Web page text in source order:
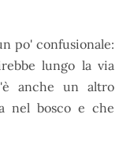
po' confusionale:
lungo la via
anche un altro
nel bosco e che